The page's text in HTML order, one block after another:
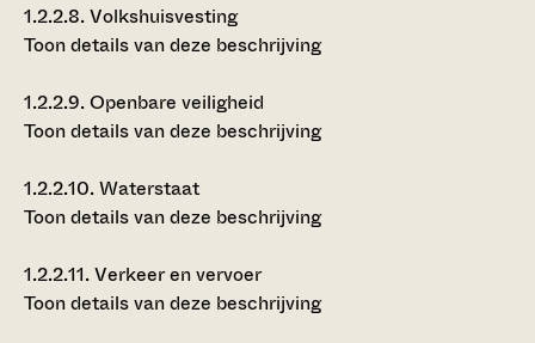
1.2.2.8.Volkshuisvesting
Toon details van deze beschrijving
1.2.2.9.Openbare veiligheid
Toon details van deze beschrijving
1.2.2.10.Waterstaat
Toon details van deze beschrijving
1.2.2.11.Verkeer en vervoer
Toon details van deze beschrijving